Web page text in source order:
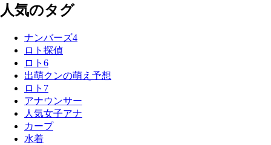
人気のタグ
ナンバーズ4
ロト探偵
ロト6
出萌クンの萌え予想
ロト7
アナウンサー
人気女子アナ
カープ
水着